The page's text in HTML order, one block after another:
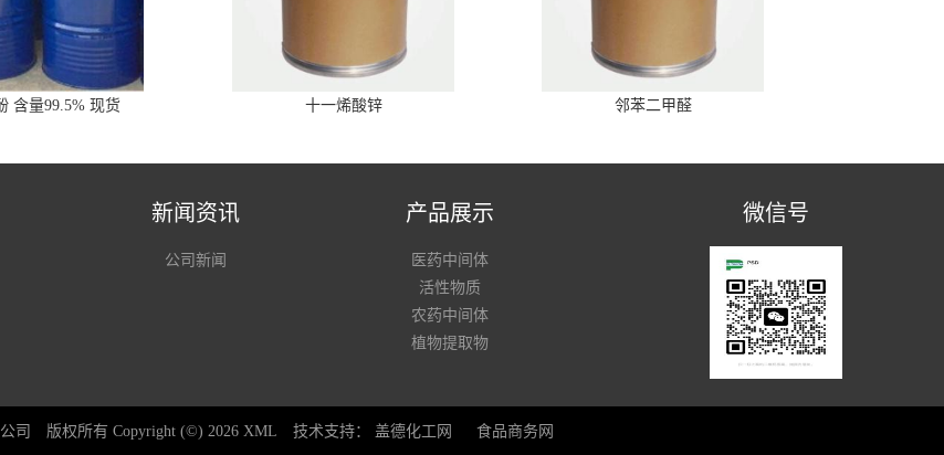
含量99.5% 现货 十一烯酸锌 邻苯二甲醛
新闻资讯
公司新闻
产品展示
医药中间体
活性物质
农药中间体
植物提取物
微信号
司 版权所有 Copyright (©) 2026 XML 技术支持： 盖德化工网 食品商务网